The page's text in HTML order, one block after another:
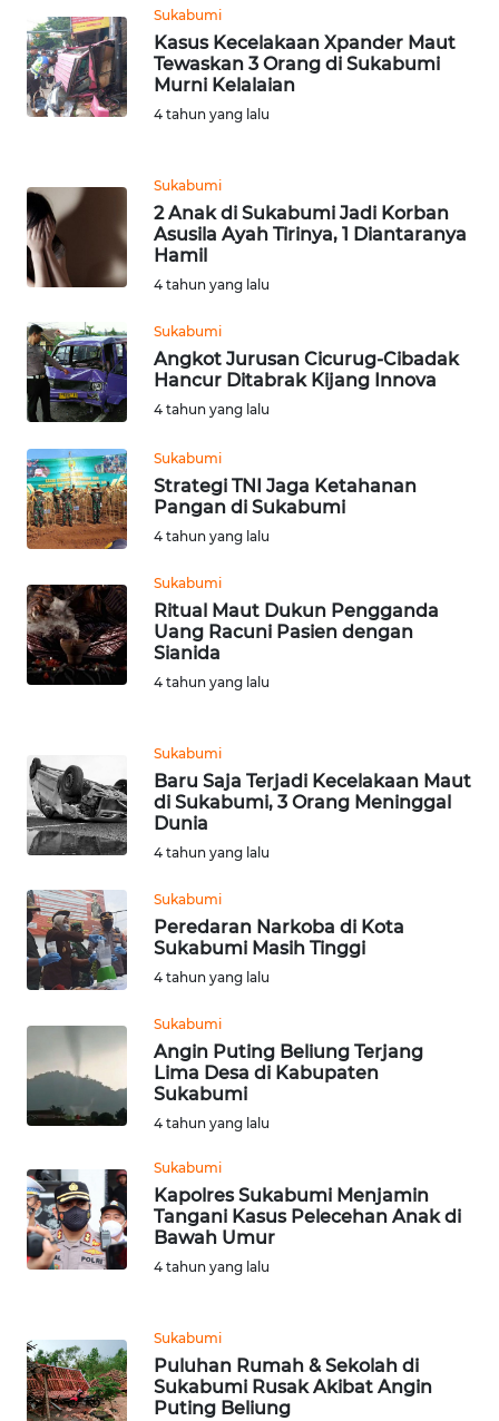
Sukabumi
Kasus Kecelakaan Xpander Maut
Tewaskan 3 Orang di Sukabumi
Murni Kelalaian
4 tahun yang lalu
Sukabumi
2 Anak di Sukabumi Jadi Korban
Asusila Ayah Tirinya, 1 Diantaranya
Hamil
4 tahun yang lalu
Sukabumi
Angkot Jurusan Cicurug-Cibadak
Hancur Ditabrak Kijang Innova
4 tahun yang lalu
Sukabumi
Strategi TNI Jaga Ketahanan
Pangan di Sukabumi
4 tahun yang lalu
Sukabumi
Ritual Maut Dukun Pengganda
Uang Racuni Pasien dengan
Sianida
4 tahun yang lalu
Sukabumi
Baru Saja Terjadi Kecelakaan Maut
di Sukabumi, 3 Orang Meninggal
Dunia
4 tahun yang lalu
Sukabumi
Peredaran Narkoba di Kota
Sukabumi Masih Tinggi
4 tahun yang lalu
Sukabumi
Angin Puting Beliung Terjang
Lima Desa di Kabupaten
Sukabumi
4 tahun yang lalu
Sukabumi
Kapolres Sukabumi Menjamin
Tangani Kasus Pelecehan Anak di
Bawah Umur
4 tahun yang lalu
Sukabumi
Puluhan Rumah & Sekolah di
Sukabumi Rusak Akibat Angin
Puting Beliung
TANGERANG
WN
BINJAI
CIREBON
INDRAMAYU
WN
KUNINGAN
WN
WN
SUBANG
WN
SUKABUMI
WN
PURWAKARTA
PRIANGAN
TIMUR
WN
WN
SOLO
BOROBUDUR
WN
MADURA
WN
SURABAYA
WN
WN
BINTAN